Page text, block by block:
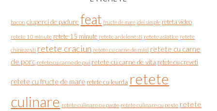
bacon ciuperci de padure feat fructe de mare idei simple reteta video
retete 10 minute retete 15 minute retete ardelenesti retete asiatice retete
chinezesti retete craciun retete cu carne de miel retete cu carne
de porc retete cu carne de pui retete cu carne de vita retete cu creveti
retete cu fructe de mare retete cu leurda retete
culinare retete culinare cu paste retete culinare cu peste retete